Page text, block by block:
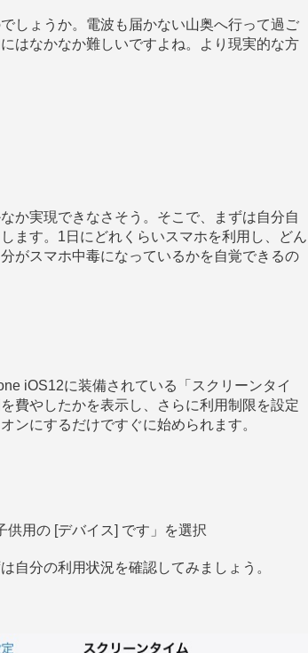
しょうか。電波も届かない山奥へ行って過ご
はなかなか難しいですよね。より現実的な方
か実現できなさそう。そこで、まずは自分自
ます。1日にどれくらいスマホを利用し、どん
がスマホ中毒になっているかを自覚できるの
iOS12に装備されている「スクリーンタイ
費やしたかを表示し、さらに利用制限を設定
ンにするだけですぐに始められます。
供用の [デバイス] です」を選択
自分の利用状況を確認してみましょう。